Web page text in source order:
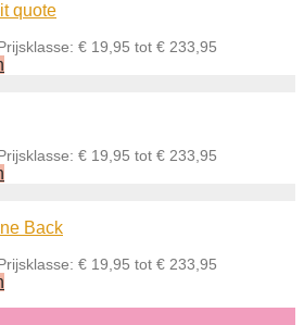
quote
€ 19,95 tot € 233,95
€ 19,95 tot € 233,95
Back
€ 19,95 tot € 233,95